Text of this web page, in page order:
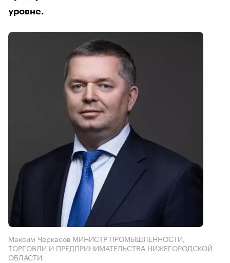
уровне.
Максим Черкасов МИНИСТР ПРОМЫШЛЕННОСТИ,
ТОРГОВЛИ И ПРЕДПРИНИМАТЕЛЬСТВА НИЖЕГОРОДСКОЙ
ОБЛАСТИ